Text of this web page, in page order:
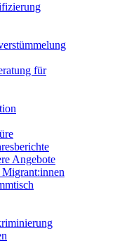
für
Angebote